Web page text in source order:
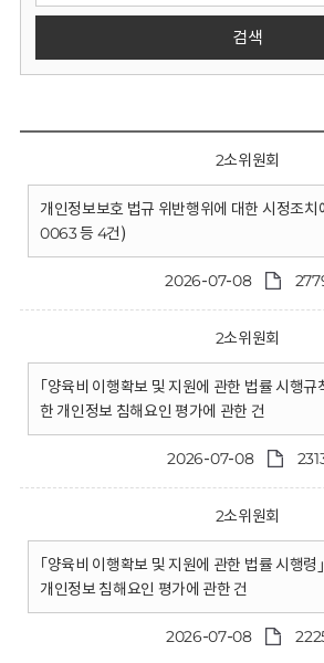
검색
2소위원회
개인정보보호 법규 위반행위에 대한 시정조
0063 등 4건)
2026-07-08
2소위원회
｢양육비 이행확보 및 지원에 관한 법률 시행규
한 개인정보 침해요인 평가에 관한 건
2026-07-08
2소위원회
｢양육비 이행확보 및 지원에 관한 법률 시행령
개인정보 침해요인 평가에 관한 건
2026-07-08